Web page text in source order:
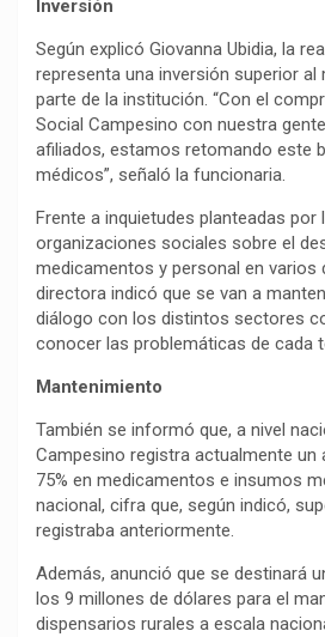
Inversión
Según explicó Giovanna Ubidia, la
representa una inversión superior al
parte de la institución. “Con el
Social Campesino con nuestra
afiliados, estamos retomando este
médicos”, señaló la funcionaria.
Frente a inquietudes planteadas por
organizaciones sociales sobre el
medicamentos y personal en varios
directora indicó que se van a
diálogo con los distintos sectores
conocer las problemáticas de cada
Mantenimiento
También se informó que, a nivel
Campesino registra actualmente un
75% en medicamentos e insumos
nacional, cifra que, según indicó,
registraba anteriormente.
Además, anunció que se destinará
los 9 millones de dólares para el
dispensarios rurales a escala